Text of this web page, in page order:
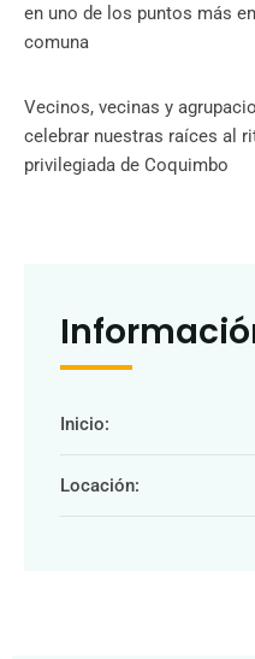
en uno de los puntos más
comuna
Vecinos, vecinas y
celebrar nuestras raíces al
privilegiada de Coquimbo
Inicio:
Locación: